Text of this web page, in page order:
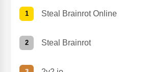
Steal Brainrot Online
Steal Brainrot